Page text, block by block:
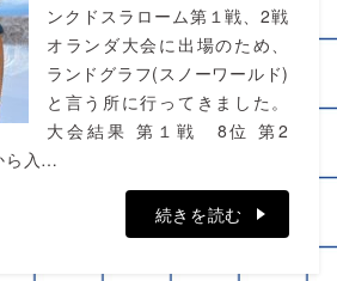
ンクドスラローム第１戦、2戦
オランダ大会に出場のため、
ランドグラフ(スノーワールド)
と言う所に行ってきました。
大会結果 第１戦 8位 第2
ら入…
続きを読む